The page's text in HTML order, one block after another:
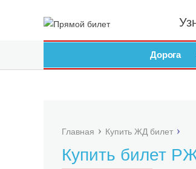
Дорога
Главная Купить ЖД билет
Купить билет